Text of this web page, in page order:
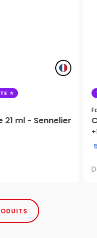
ml - Sennelier